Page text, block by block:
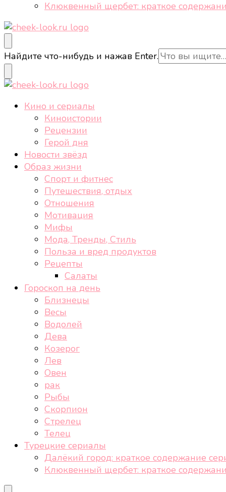
Клюквенный щербет: краткое
cheek-look.ru
Женский сайт о звездах и кино, а также трендах,
Ищите
что-
то?
Найдите что-нибудь и нажав Enter.
cheek-look.ru
Женский сайт о звездах и кино, а также трендах,
Кино и сериалы
Киноистории
Рецензии
Герой дня
Новости звёзд
Образ жизни
Спорт и фитнес
Путешествия, отдых
Отношения
Мотивация
Мифы
Мода, Тренды, Стиль
Польза и вред продуктов
Рецепты
Салаты
Гороскоп на день
Близнецы
Весы
Водолей
Дева
Козерог
Лев
Овен
рак
Рыбы
Скорпион
Стрелец
Телец
Турецкие сериалы
Далёкий город: краткое содержание
Клюквенный щербет: краткое